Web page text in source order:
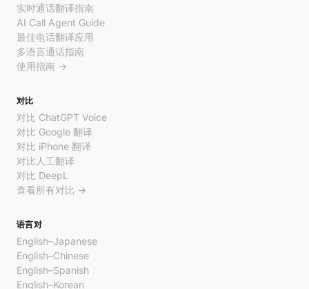
实时通话翻译指南
AI Call Agent Guide
最佳电话翻译应用
多语言通话指南
使用指南 →
对比
对比 ChatGPT Voice
对比 Google 翻译
对比 iPhone 翻译
对比人工翻译
对比 DeepL
查看所有对比 →
语言对
English–Japanese
English–Chinese
English–Spanish
English–Korean